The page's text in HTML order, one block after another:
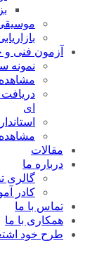
آزمون فنی و
نمونه
ای
مقالات
درباره ما
گالری
کادر
تماس با ما
همکاری با ما
طرح خود